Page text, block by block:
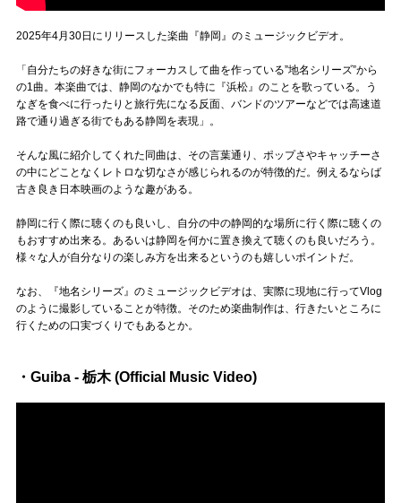
2025年4月30日にリリースした楽曲『静岡』のミュージックビデオ。
「自分たちの好きな街にフォーカスして曲を作っている”地名シリーズ”から
の1曲。本楽曲では、静岡のなかでも特に『浜松』のことを歌っている。う
なぎを食べに行ったりと旅行先になる反面、バンドのツアーなどでは高速道
路で通り過ぎる街でもある静岡を表現」。
そんな風に紹介してくれた同曲は、その言葉通り、ポップさやキャッチーさ
の中にどことなくレトロな切なさが感じられるのが特徴的だ。例えるならば
古き良き日本映画のような趣がある。
静岡に行く際に聴くのも良いし、自分の中の静岡的な場所に行く際に聴くの
もおすすめ出来る。あるいは静岡を何かに置き換えて聴くのも良いだろう。
様々な人が自分なりの楽しみ方を出来るというのも嬉しいポイントだ。
なお、『地名シリーズ』のミュージックビデオは、実際に現地に行ってVlog
のように撮影していることが特徴。そのため楽曲制作は、行きたいところに
行くための口実づくりでもあるとか。
・Guiba - 栃木 (Official Music Video)